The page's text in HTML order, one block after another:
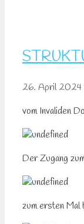
26. April 2024
vom Invaliden
Der Zugang
zum ersten Mal